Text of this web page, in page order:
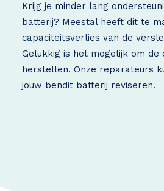
Krijg je minder lang
batterij? Meestal heeft dit te
capaciteitsverlies van de
Gelukkig is het mogelijk om de
herstellen. Onze reparateurs
jouw bendit batterij reviseren.